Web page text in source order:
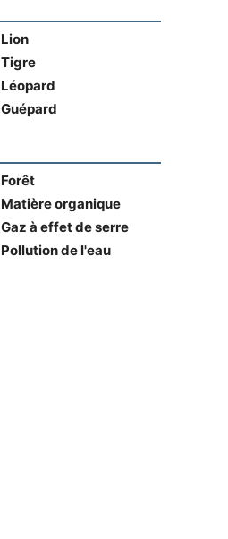
Lion
Tigre
Léopard
Guépard
Forêt
Matière organique
Gaz à effet de serre
Pollution de l'eau